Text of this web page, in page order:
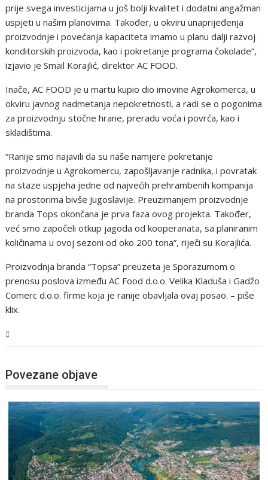
prije svega investicijama u još bolji kvalitet i dodatni angažman
uspjeti u našim planovima. Također, u okviru unaprijeđenja
proizvodnje i povećanja kapaciteta imamo u planu dalji razvoj
konditorskih proizvoda, kao i pokretanje programa čokolade”,
izjavio je Smail Korajlić, direktor AC FOOD.
Inače, AC FOOD je u martu kupio dio imovine Agrokomerca, u
okviru javnog nadmetanja nepokretnosti, a radi se o pogonima
za proizvodnju stočne hrane, preradu voća i povrća, kao i
skladištima.
“Ranije smo najavili da su naše namjere pokretanje
proizvodnje u Agrokomercu, zapošljavanje radnika, i povratak
na staze uspjeha jedne od najvećih prehrambenih kompanija
na prostorima bivše Jugoslavije. Preuzimanjem proizvodnje
branda Tops okončana je prva faza ovog projekta. Također,
već smo započeli otkup jagoda od kooperanata, sa planiranim
količinama u ovoj sezoni od oko 200 tona”, riječi su Korajlića.
Proizvodnja branda “Topsa” preuzeta je Sporazumom o
prenosu poslova između AC Food d.o.o. Velika Kladuša i Gadžo
Comerc d.o.o. firme koja je ranije obavljala ovaj posao. – piše
klix.
Povezane objave